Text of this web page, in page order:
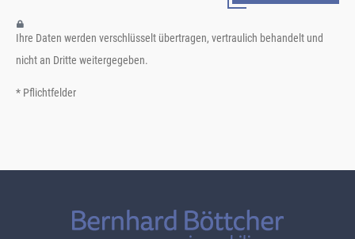
Ihre Daten werden verschlüsselt übertragen, vertraulich behandelt und
nicht an Dritte weitergegeben.
* Pflichtfelder